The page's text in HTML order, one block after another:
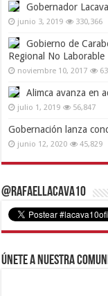
Gobernador
junio 3, 2019 330,366
Gobierno de
Regional No Laborable
noviembre 10, 2017
Alimca avanza en
julio 1, 2019 56,847
Gobernación lanza
junio 12, 2020 45,829
@RafaelLacava10
Únete a nuestra